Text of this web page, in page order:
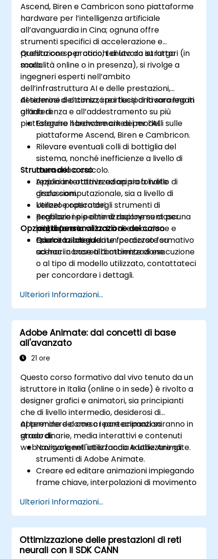
Ascend, Biren e Cambricon sono piattaforme
hardware per l’intelligenza artificiale
all’avanguardia in Cina; ognuna offre
strumenti specifici di accelerazione e
profilazione per carichi di lavoro su larga
scala.
Questo corso pratico, tenuto da istruttori (in
modalità online o in presenza), si rivolge a
ingegneri esperti nell’ambito
dell’infrastruttura AI e delle prestazioni,
desiderosi di ottimizzare i flussi di lavoro legati
all’inferenza e all’addestramento su più
piattaforme hardware cinesi per l’AI.
Al termine del corso, i partecipanti saranno in
grado di:
Eseguire il benchmark dei modelli sulle
piattaforme Ascend, Biren e Cambricon.
Rilevare eventuali colli di bottiglia del
sistema, nonché inefficienze a livello di
memoria o calcolo.
Applicare ottimizzazioni sia a livello di
grafo computazionale, sia a livello di
kernel e operatori.
Regolare i pipeline di deployment per
migliorare la velocità di esecuzione e
ridurre la latenza.
Struttura del corso
Lezioni interattive ed approfondite
discussioni.
Utilizzo pratico degli strumenti di
profilazione e ottimizzazione su ciascuna
piattaforma.
Esercitazioni guidate focalizzate su
scenari concreti di ottimizzazione.
Opzioni di personalizzazione del corso
Qualora si desideri un percorso formativo
ad hoc in base all’ambiente di esecuzione
o al tipo di modello utilizzato, contattateci
per concordare i dettagli.
Ulteriori Informazioni...
Adobe Animate: dai concetti di base
all'avanzato
21 ore
Questo corso formativo dal vivo tenuto da un
istruttore in Italia (online o in sede) è rivolto a
designer grafici e animatori, sia principianti
che di livello intermedio, desiderosi di
apprendere come creare animazioni
straordinarie, media interattivi e contenuti
web coinvolgenti utilizzando Adobe Animate.
Al termine del corso i partecipanti saranno in
grado di:
Navigare nell'interfaccia e utilizzare gli
strumenti di Adobe Animate.
Creare ed editare animazioni impiegando
frame chiave, interpolazioni di movimento
Progettare animazioni interattive e
applicazioni grazie ad ActionScript e
JavaScript.
Inserire elementi audio e video nei propri
progetti.
Ulteriori Informazioni...
Ottimizzazione delle prestazioni di reti
neurali con il SDK CANN